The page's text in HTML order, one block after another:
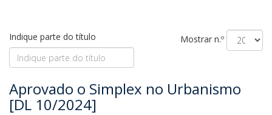
Indique parte do título Mostrar n.º
Aprovado o Simplex no Urbanismo
[DL 10/2024]